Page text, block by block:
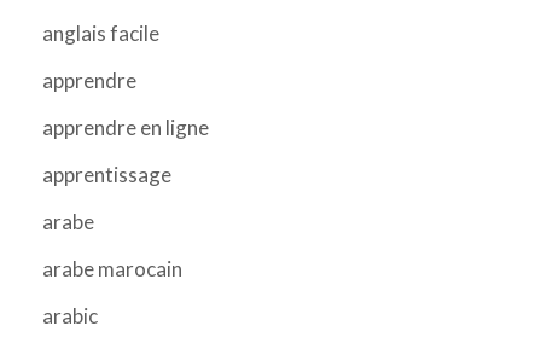
anglais facile
apprendre
apprendre en ligne
apprentissage
arabe
arabe marocain
arabic